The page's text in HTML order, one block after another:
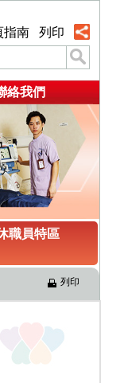
指南 列印
絡我們
職員特區
列印